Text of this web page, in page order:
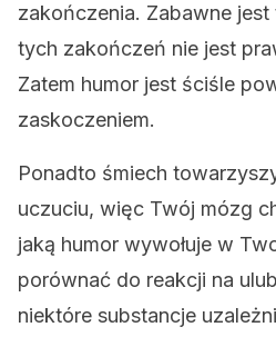
zakończenia. Zabawne
tych zakończeń nie jest
Zatem humor jest ściśle
zaskoczeniem.
Ponadto śmiech
uczuciu, więc Twój mózg
jaką humor wywołuje w
porównać do reakcji na
niektóre substancje